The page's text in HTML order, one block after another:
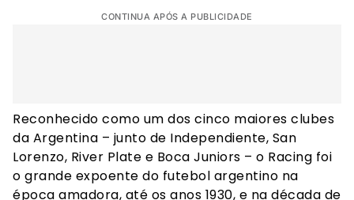
CONTINUA APÓS A PUBLICIDADE
Reconhecido como um dos cinco maiores clubes
da Argentina – junto de Independiente, San
Lorenzo, River Plate e Boca Juniors – o Racing foi
o grande expoente do futebol argentino na
época amadora, até os anos 1930, e na década de